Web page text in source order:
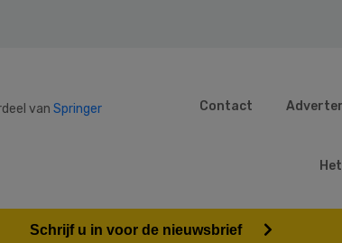
van Springer
Contact
Schrijf u in voor de nieuwsbrief